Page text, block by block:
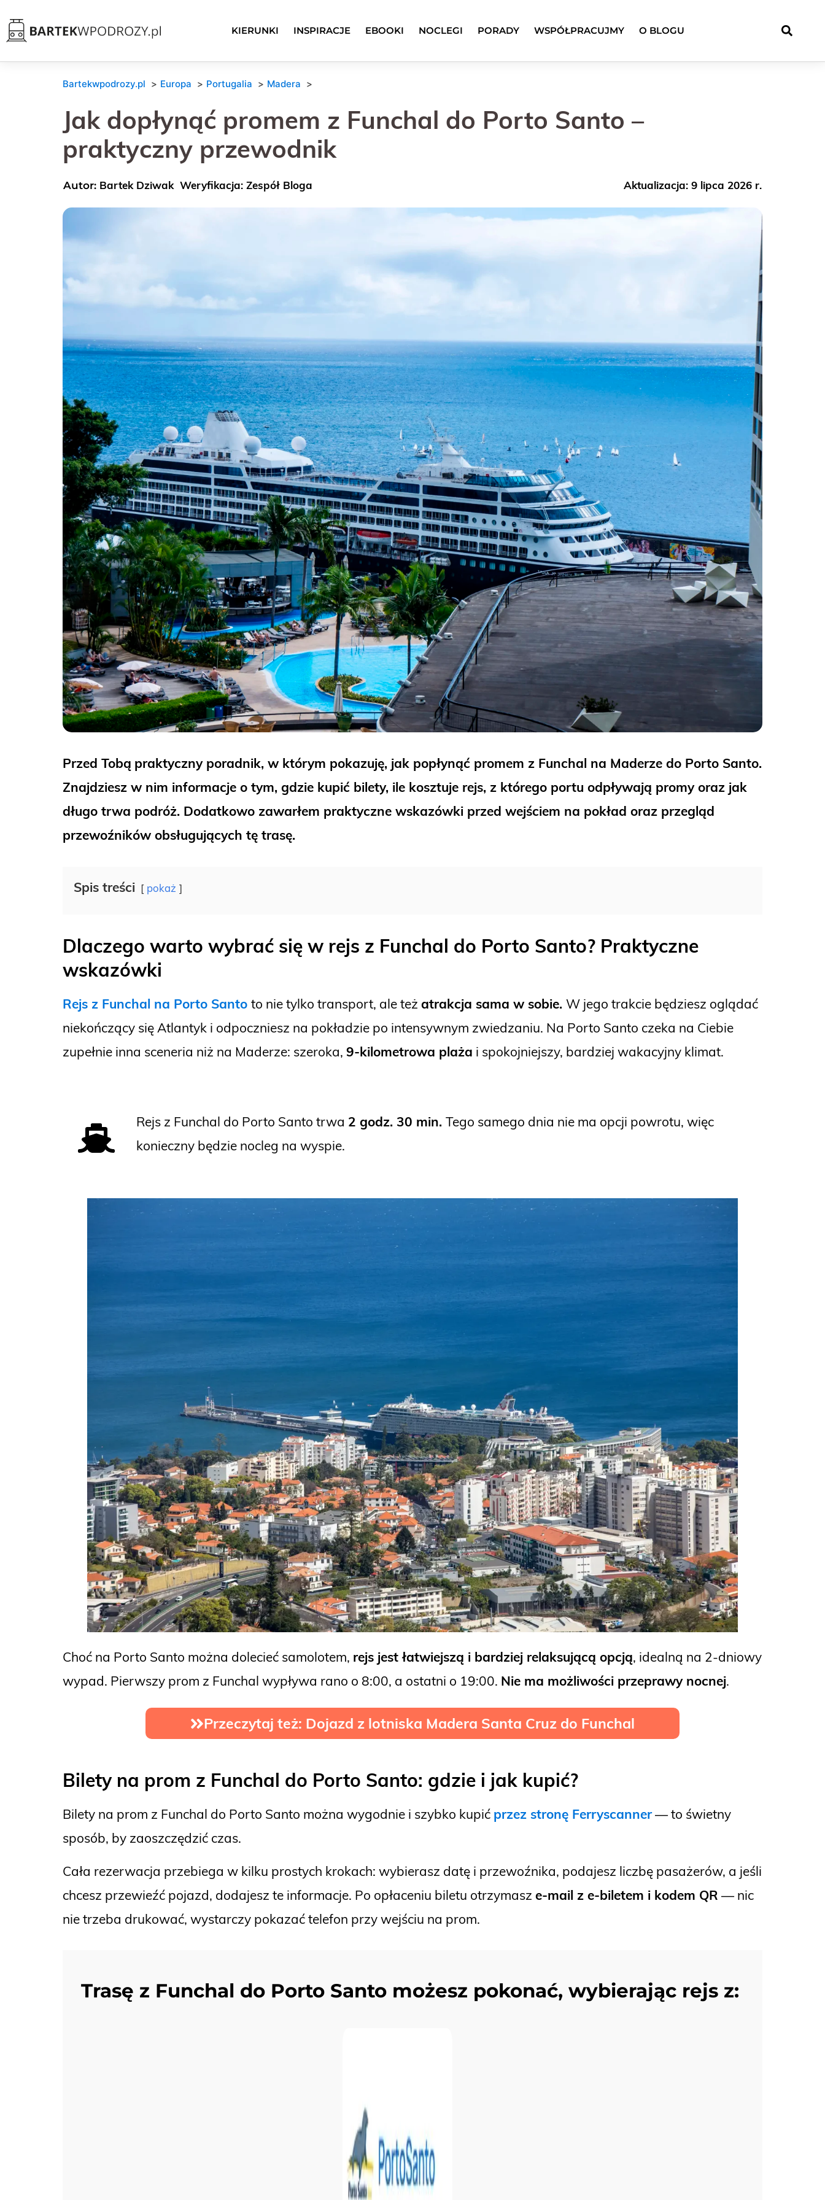
KIERUNKI INSPIRACJE EBOOKI NOCLEGI PORADY WSPÓŁPRACUJMY O BLOGU
Bartekwpodrozy.pl Europa Portugalia Madera
Jak dopłynąć promem z Funchal do Porto Santo –
praktyczny przewodnik
Bartek Dziwak Weryfikacja: Zespół Bloga Aktualizacja: 9 lipca 2026 r.
Przed Tobą praktyczny poradnik, w którym pokazuję, jak popłynąć promem z Funchal na Maderze do Porto Santo.
Znajdziesz w nim informacje o tym, gdzie kupić bilety, ile kosztuje rejs, z którego portu odpływają promy oraz jak
długo trwa podróż. Dodatkowo zawarłem praktyczne wskazówki przed wejściem na pokład oraz przegląd
przewoźników obsługujących tę trasę.
Spis treści pokaż
Dlaczego warto wybrać się w rejs z Funchal do Porto Santo? Praktyczne
wskazówki
Rejs z Funchal na Porto Santo to nie tylko transport, ale też atrakcja sama w sobie. W jego trakcie będziesz oglądać
niekończący się Atlantyk i odpoczniesz na pokładzie po intensywnym zwiedzaniu. Na Porto Santo czeka na Ciebie
zupełnie inna sceneria niż na Maderze: szeroka, 9-kilometrowa plaża i spokojniejszy, bardziej wakacyjny klimat.
Rejs z Funchal do Porto Santo trwa 2 godz. 30 min.Tego samego dnia nie ma opcji powrotu, więc
konieczny będzie nocleg na wyspie.
Choć na Porto Santo można dolecieć samolotem, rejs jest łatwiejszą i bardziej relaksującą opcją, idealną na 2-dniowy
wypad. Pierwszy prom z Funchal wypływa rano o 8:00, a ostatni o 19:00. Nie ma możliwości przeprawy nocnej.
Przeczytaj też: Dojazd z lotniska Madera Santa Cruz do Funchal
Bilety na prom z Funchal do Porto Santo: gdzie i jak kupić?
Bilety na prom z Funchal do Porto Santo można wygodnie i szybko kupić przez stronę Ferryscanner— to świetny
sposób, by zaoszczędzić czas.
Cała rezerwacja przebiega w kilku prostych krokach: wybierasz datę i przewoźnika, podajesz liczbę pasażerów, a jeśli
chcesz przewieźć pojazd, dodajesz te informacje. Po opłaceniu biletu otrzymasz e-mail z e-biletem i kodem QR — nic
nie trzeba drukować, wystarczy pokazać telefon przy wejściu na prom.
Trasę z Funchal do Porto Santo możesz pokonać, wybierając rejs z: